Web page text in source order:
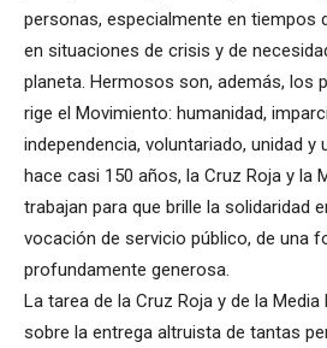
personas, especialmente en tiempos
en situaciones de crisis y de
planeta. Hermosos son, además, los
rige el Movimiento: humanidad,
independencia, voluntariado, unidad y
hace casi 150 años, la Cruz Roja y la
trabajan para que brille la solidaridad
vocación de servicio público, de una
profundamente generosa.
La tarea de la Cruz Roja y de la
sobre la entrega altruista de tantas